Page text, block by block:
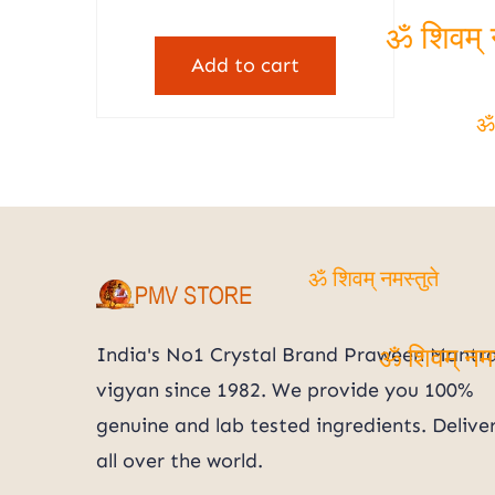
Add to cart
India's No1 Crystal Brand Praween
vigyan since 1982. We provide you 100%
genuine and lab tested ingredients.
all over the world.
ॐ शिवम् नमस्तुते
ॐ शिवम्
ॐ शिवम्